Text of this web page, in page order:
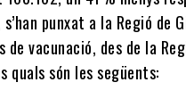
punxat a la Regió de
vacunació, des de la
quals són les següents: